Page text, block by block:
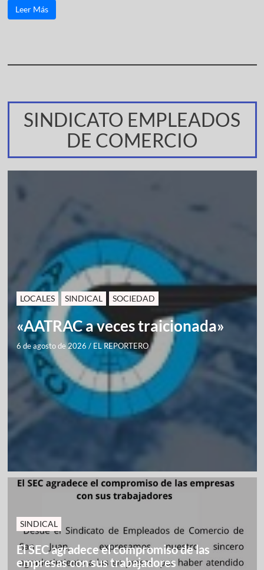
Leer Más
SINDICATO EMPLEADOS
DE COMERCIO
LOCALES SINDICAL SOCIEDAD
«AATRAC a veces traicionada»
6 de agosto de 2026 / EL REPORTERO
SINDICAL
El SEC agradece el compromiso de las
empresas con sus trabajadores